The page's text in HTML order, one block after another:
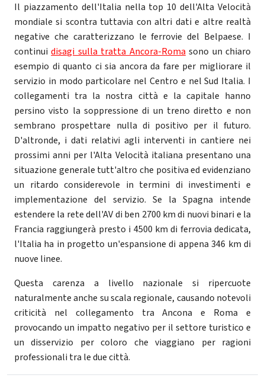
Il piazzamento dell'Italia nella top 10 dell'Alta Velocità
mondiale si scontra tuttavia con altri dati e altre realtà
negative che caratterizzano le ferrovie del Belpaese. I
continuidisagi sulla tratta Ancora-Roma sono un chiaro
esempio di quanto ci sia ancora da fare per migliorare il
servizio in modo particolare nel Centro e nel Sud Italia. I
collegamenti tra la nostra città e la capitale hanno
persino visto la soppressione di un treno diretto e non
sembrano prospettare nulla di positivo per il futuro.
D'altronde, i dati relativi agli interventi in cantiere nei
prossimi anni per l'Alta Velocità italiana presentano una
situazione generale tutt'altro che positiva ed evidenziano
un ritardo considerevole in termini di investimenti e
implementazione del servizio. Se la Spagna intende
estendere la rete dell'AV di ben 2700 km di nuovi binari e la
Francia raggiungerà presto i 4500 km di ferrovia dedicata,
l'Italia ha in progetto un'espansione di appena 346 km di
nuove linee.
Questa carenza a livello nazionale si ripercuote
naturalmente anche su scala regionale, causando notevoli
criticità nel collegamento tra Ancona e Roma e
provocando un impatto negativo per il settore turistico e
un disservizio per coloro che viaggiano per ragioni
professionali tra le due città.